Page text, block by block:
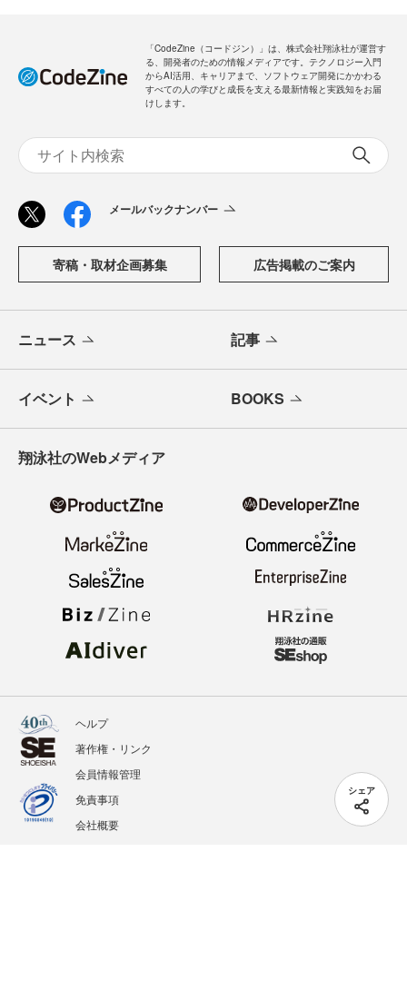
シェア
「CodeZine（コードジン）」は、株式会社翔泳社が運営す
る、開発者のための情報メディアです。テクノロジー入門
からAI活用、キャリアまで、ソフトウェア開発にかかわる
すべての人の学びと成長を支える最新情報と実践知をお届
けします。
メールバックナンバー
寄稿・取材企画募集 広告掲載のご案内
ニュース 記事
イベント BOOKS
翔泳社のWebメディア
ヘルプ
著作権・リンク
会員情報管理
免責事項
会社概要